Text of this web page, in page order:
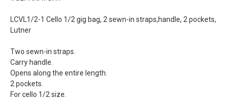
LCVL1/2-1 Cello 1/2 gig bag, 2 sewn-in straps,handle, 2 pockets,
Lutner
Two sewn-in straps.
Carry handle.
Opens along the entire length.
2 pockets.
For cello 1/2 size.